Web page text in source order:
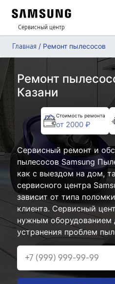
Сервисный центр
Главная / Ремонт пылесосов
Ремонт
Казани
Стоимость ремонта
от 2000 ₽
Сервисный ремонт и
пылесосов Samsung
как с выездом на дом,
сервисного центра
зависит от типа
клиента. Сервисный
нужным оборудованием
устранения проблем